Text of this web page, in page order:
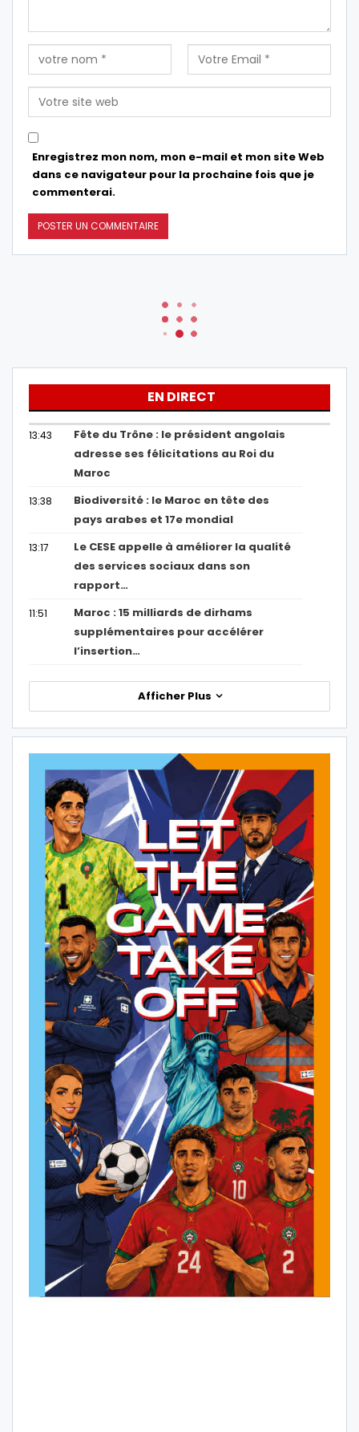
Enregistrez mon nom, mon e-mail et mon site Web
dans ce navigateur pour la prochaine fois que je
commenterai.
EN DIRECT
13:43
Fête du Trône : le président angolais
adresse ses félicitations au Roi du
Maroc
13:38
Biodiversité : le Maroc en tête des
pays arabes et 17e mondial
13:17
Le CESE appelle à améliorer la qualité
des services sociaux dans son
rapport…
11:51
Maroc : 15 milliards de dirhams
supplémentaires pour accélérer
l’insertion…
Afficher Plus